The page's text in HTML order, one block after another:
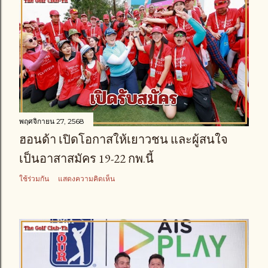
พฤศจิกายน 27, 2568
ฮอนด้า เปิดโอกาสให้เยาวชน และผู้สนใจ
เป็นอาสาสมัคร 19-22 กพ.นี้
ใช้ร่วมกัน แสดงความคิดเห็น